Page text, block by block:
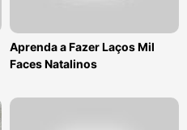
Aprenda a Fazer Laços Mil
Faces Natalinos